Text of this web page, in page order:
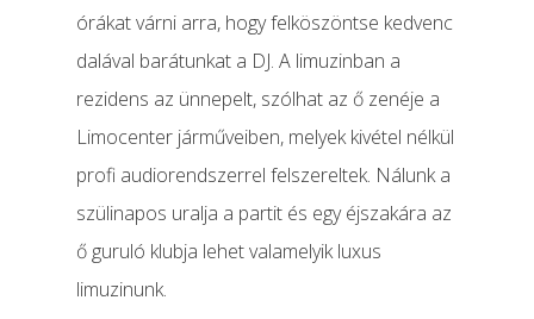
órákat várni arra, hogy felköszöntse kedvenc
dalával barátunkat a DJ. A limuzinban a
rezidens az ünnepelt, szólhat az ő zenéje a
Limocenter járműveiben, melyek kivétel nélkül
profi audiorendszerrel felszereltek. Nálunk a
szülinapos uralja a partit és egy éjszakára az
ő guruló klubja lehet valamelyik luxus
limuzinunk.